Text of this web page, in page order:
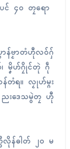
ၚ် ၄၀ တၠရော
ာန်ဗၟာတံဟီုလဝ်ဂှ်
၊ မၞိဟ်ဂၠိုၚ်တုဲ ဂဵု
တံရ။ လၟုဟ်မ္ဂး
းဒေသမွဲတၠ ဟီု
န်ဓါတ် ၂၀ မ